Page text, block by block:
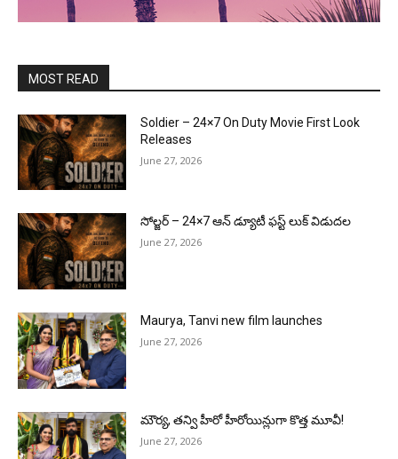
MOST READ
Soldier – 24×7 On Duty Movie First Look
Releases
June 27, 2026
సోల్జర్ – 24×7 ఆన్ డ్యూటీ ఫస్ట్ లుక్ విడుదల
June 27, 2026
Maurya, Tanvi new film launches
June 27, 2026
మౌర్య‌, త‌న్వి హీరో హీరోయిన్లుగా కొత్త మూవీ!
June 27, 2026